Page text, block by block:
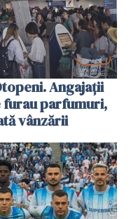
Angajații
furau parfumuri,
vânzării